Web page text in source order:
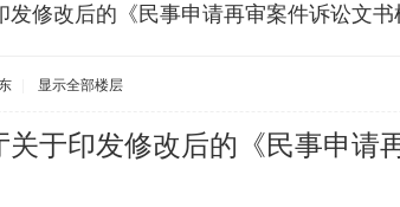
发修改后的《民事申请再审案件诉讼文书
显示全部楼层
于印发修改后的《民事申请